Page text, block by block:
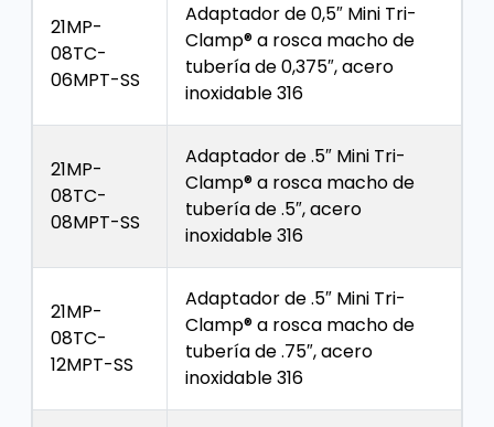
21MP-
08TC-
06MPT-SS
Adaptador de 0,5″ Mini Tri-
Clamp® a rosca macho de
tubería de 0,375″, acero
inoxidable 316
21MP-
08TC-
08MPT-SS
Adaptador de .5″ Mini Tri-
Clamp® a rosca macho de
tubería de .5″, acero
inoxidable 316
21MP-
08TC-
12MPT-SS
Adaptador de .5″ Mini Tri-
Clamp® a rosca macho de
tubería de .75″, acero
inoxidable 316